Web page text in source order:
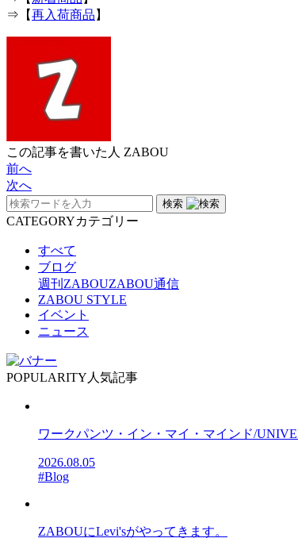
⇒【再入荷商品 】
この記事を書いた人 ZABOU
前へ
次へ
検索
CATEGORYカテゴリー
すべて
ブログ
週刊ZABOUZABOU通信
ZABOU STYLE
イベント
ニュース
POPULARITY 人気記事
ワークパンツ・イン・マイ・マインド/
2026.08.05
#Blog
ZABOUにLevi'sがやってきます。